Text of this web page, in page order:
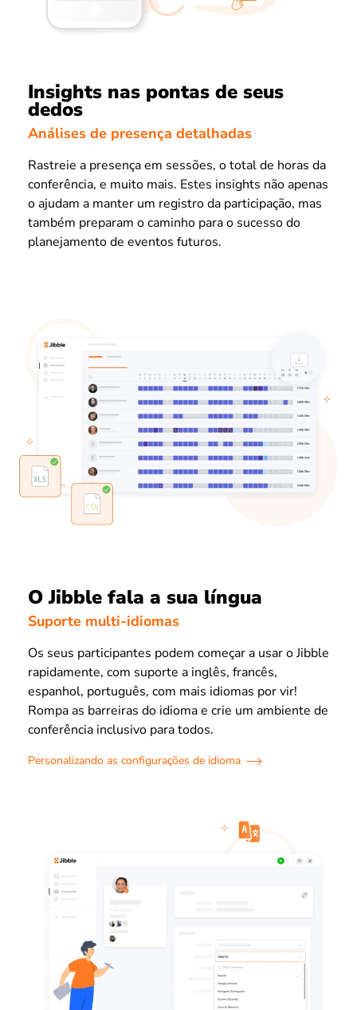
Insights nas pontas de seus
dedos
Análises de presença detalhadas
Rastreie a presença em sessões, o total de horas da
conferência, e muito mais. Estes insights não apenas
o ajudam a manter um registro da participação, mas
também preparam o caminho para o sucesso do
planejamento de eventos futuros.
O Jibble fala a sua língua
Suporte multi-idiomas
Os seus participantes podem começar a usar o Jibble
rapidamente, com suporte a inglês, francês,
espanhol, português, com mais idiomas por vir!
Rompa as barreiras do idioma e crie um ambiente de
conferência inclusivo para todos.
Personalizando as configurações de idioma